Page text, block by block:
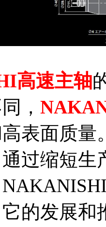
高速主轴
，
表面质量
过缩短生
的发展和